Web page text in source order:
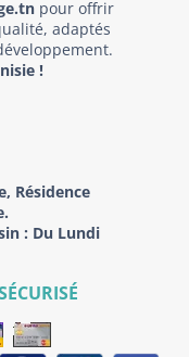
pour offrir
adaptés
!
Résidence
: Du Lundi